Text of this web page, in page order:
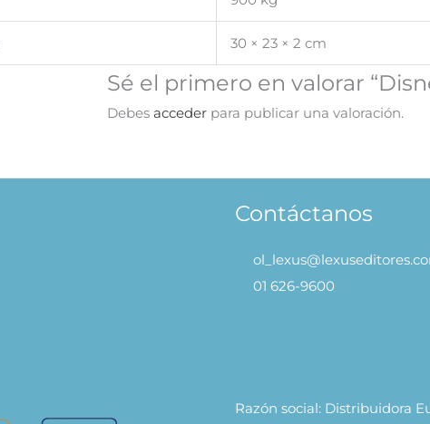
30 × 23 × 2 cm
Sé el primero en valorar
Debes acceder para publicar una valoración.
Contáctanos
01 626-9600
Razón social: Distribuidora